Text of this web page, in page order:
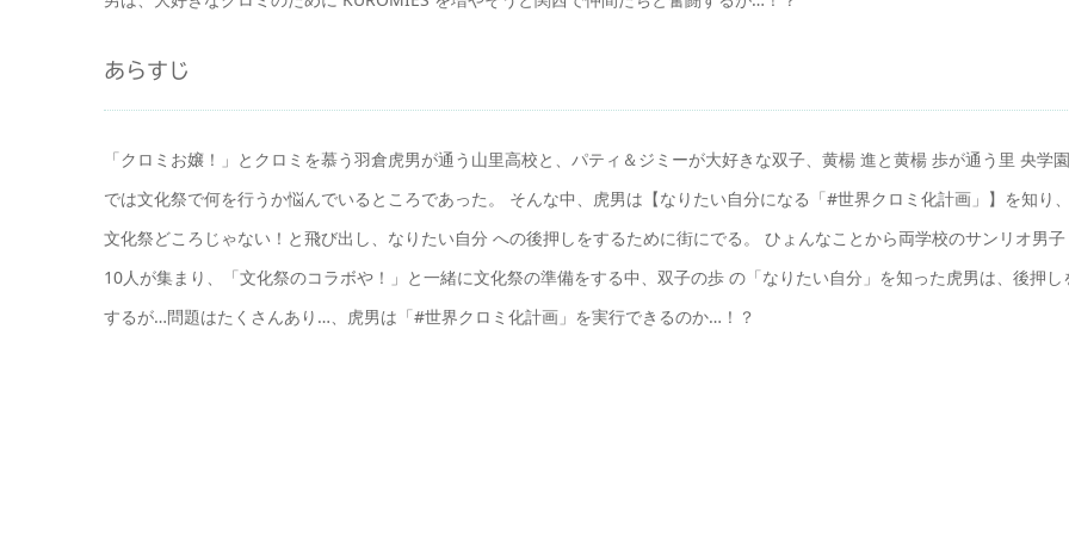
あらすじ
「クロミお嬢！」とクロミを慕う羽倉虎男が通う山里高校と、パティ＆ジミーが大好きな双子、黄楊 進と黄楊 歩が通う里 央学園
では文化祭で何を行うか悩んでいるところであった。 そんな中、虎男は【なりたい自分になる「#世界クロミ化計画」】を知り、
文化祭どころじゃない！と飛び出し、なりたい自分 への後押しをするために街にでる。 ひょんなことから両学校のサンリオ男子
10人が集まり、「文化祭のコラボや！」と一緒に文化祭の準備をする中、双子の歩 の「なりたい自分」を知った虎男は、後押し
するが…問題はたくさんあり…、虎男は「#世界クロミ化計画」を実行できるのか…！？